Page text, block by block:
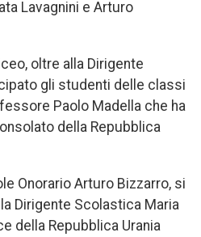
Lavagnini e Arturo
oltre alla Dirigente
gli studenti delle classi
Paolo Madella che ha
della Repubblica
Onorario Arturo Bizzarro, si
Dirigente Scolastica Maria
della Repubblica Urania